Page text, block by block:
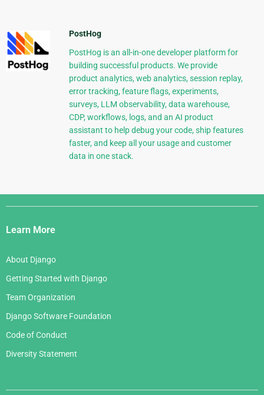
PostHog
PostHog is an all-in-one developer platform for
building successful products. We provide
product analytics, web analytics, session replay,
error tracking, feature flags, experiments,
surveys, LLM observability, data warehouse,
CDP, workflows, logs, and an AI product
assistant to help debug your code, ship features
faster, and keep all your usage and customer
data in one stack.
Django
Links
Learn More
About Django
Getting Started with Django
Team Organization
Django Software Foundation
Code of Conduct
Diversity Statement